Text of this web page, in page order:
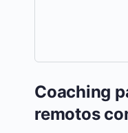
Coaching
remotos